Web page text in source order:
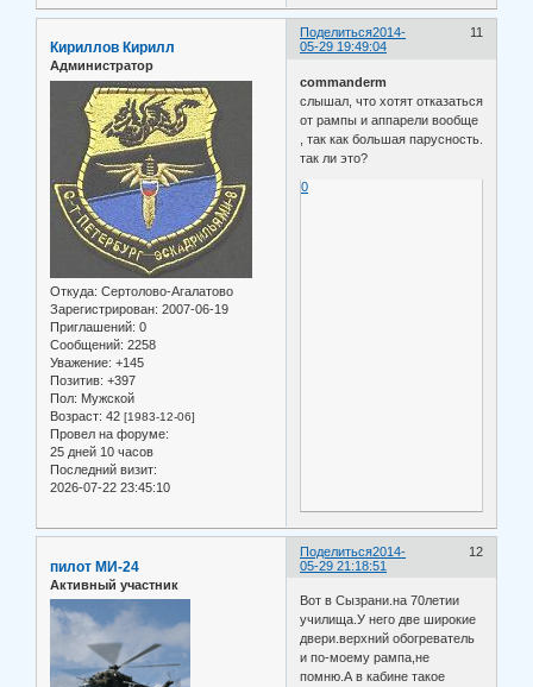
Поделиться 11
2014-
05-29 19:49:04
Кириллов Кирилл
Администратор
Откуда: Сертолово-Агалатово
Зарегистрирован: 2007-06-19
Приглашений: 0
Сообщений: 2258
Уважение: +145
Позитив: +397
Пол: Мужской
Возраст: 42 [1983-12-06]
Провел на форуме:
25 дней 10 часов
Последний визит:
2026-07-22 23:45:10
commanderm
слышал, что хотят отказаться
от рампы и аппарели вообще
, так как большая парусность.
так ли это?
0
Поделиться 12
2014-
05-29 21:18:51
пилот МИ-24
Активный участник
Вот в Сызрани.на 70летии
училища.У него две широкие
двери.верхний обогреватель
и по-моему рампа,не
помню.А в кабине такое